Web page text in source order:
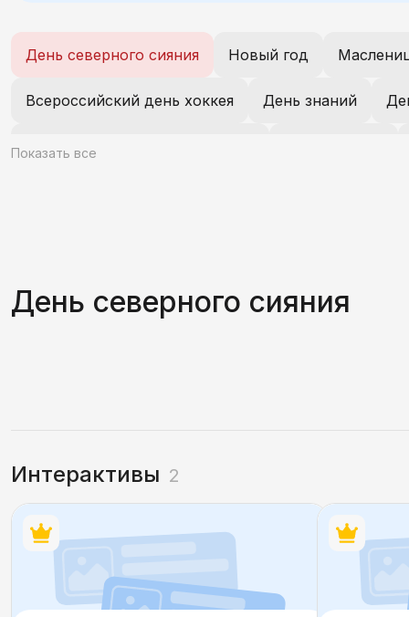
День северного сияния Новый год
Всероссийский день хоккея День знаний
Всемирный день комплимента
Показать все
День северного сияния
Интерактивы 2